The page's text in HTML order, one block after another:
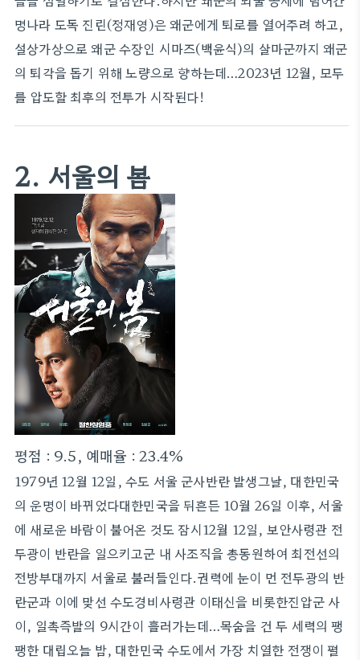
명나라 도독 진린(정재영)은 왜군에게 퇴로를 열어주려 하고,
설상가상으로 왜군 수장인 시마즈(백윤식)의 살마군까지 왜군
의 퇴각을 돕기 위해 노량으로 향하는데…2023년 12월, 모두
를 압도할 최후의 전투가 시작된다!
2. 서울의 봄
평점 : 9.5, 예매율 : 23.4%
1979년 12월 12일, 수도 서울 군사반란 발생그날, 대한민국
의 운명이 바뀌었다대한민국을 뒤흔든 10월 26일 이후, 서울
에 새로운 바람이 불어온 것도 잠시12월 12일, 보안사령관 전
두광이 반란을 일으키고군 내 사조직을 총동원하여 최전선의
전방부대까지 서울로 불러들인다.권력에 눈이 먼 전두광의 반
란군과 이에 맞선 수도경비사령관 이태신을 비롯한진압군 사
이, 일촉즉발의 9시간이 흘러가는데…목숨을 건 두 세력의 팽
팽한 대립오늘 밤, 대한민국 수도에서 가장 치열한 전쟁이 펼